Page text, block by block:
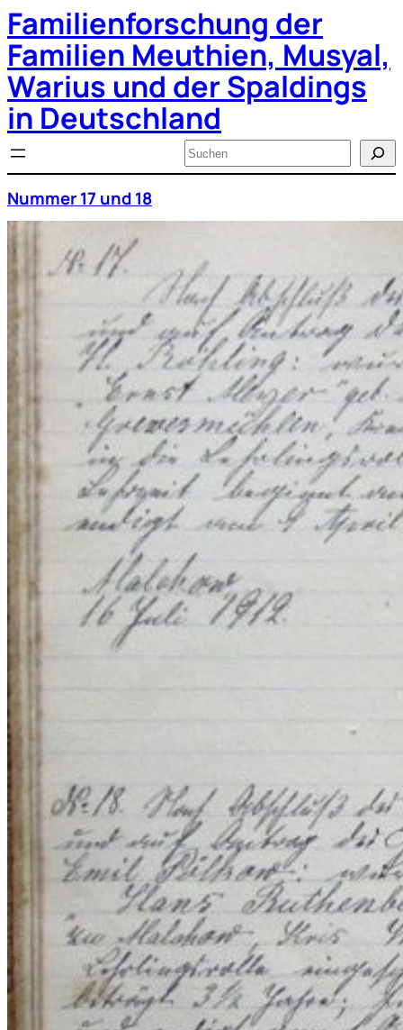
Zum
Inhalt
springen
Familienforschung der
Familien Meuthien, Musyal,
Warius und der Spaldings
in Deutschland
Suchen
Nummer 17 und 18